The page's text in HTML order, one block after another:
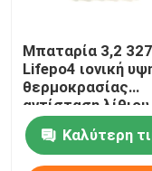
πακέτο
τοποθετημένη
Μπαταρία 3,2
Lifepo4 ιονική
θερμοκρασίας
αντίσταση
6000mah
Καλύτερη